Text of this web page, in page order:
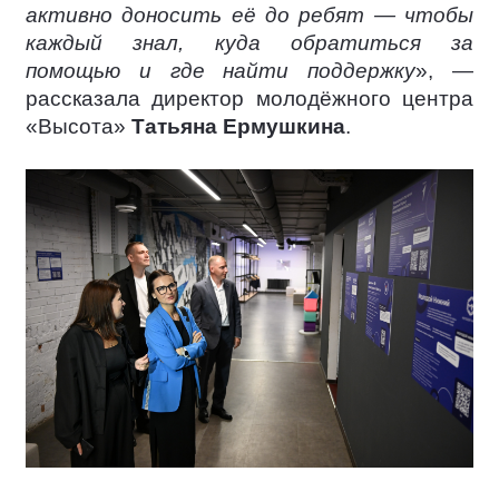
активно доносить её до ребят — чтобы
каждый знал, куда обратиться за
помощью и где найти поддержку», —
рассказала директор молодёжного центра
«Высота» Татьяна Ермушкина.